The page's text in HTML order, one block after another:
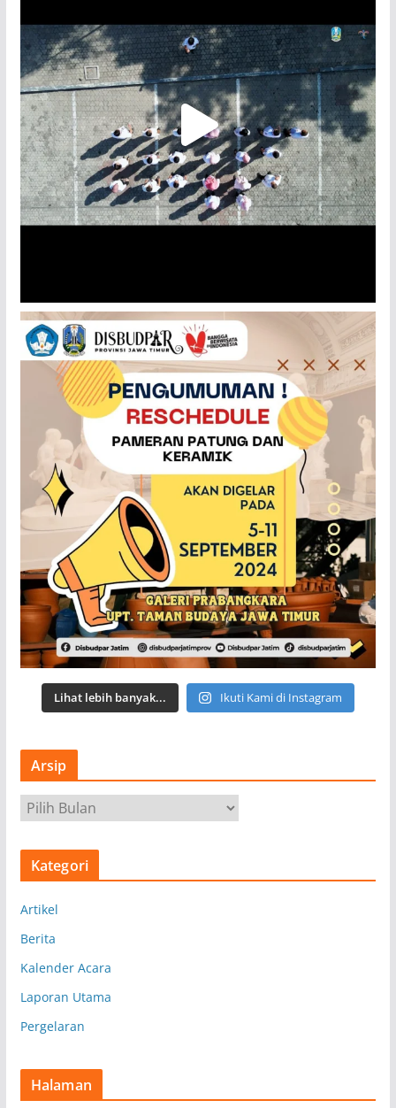
Lihat lebih banyak... Ikuti Kami di Instagram
Arsip
r
s
Kategori
Artikel
Berita
Kalender Acara
Laporan Utama
Pergelaran
Halaman